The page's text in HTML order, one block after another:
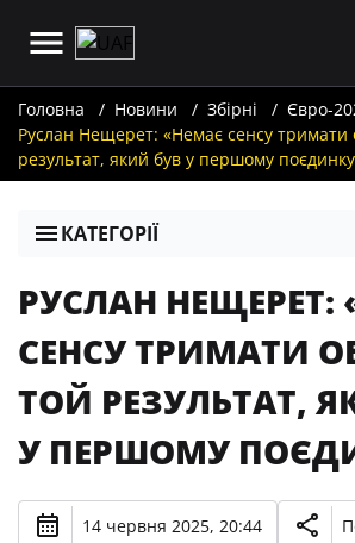
Головна Новини Збірні
Євро-
Руслан Нещерет: «Немає сенсу тримати
результат, який був у першому
КАТЕГОРІЇ
РУСЛАН НЕЩЕРЕТ:
СЕНСУ ТРИМАТИ
ТОЙ РЕЗУЛЬТАТ,
У ПЕРШОМУ
14 червня 2025, 20:44